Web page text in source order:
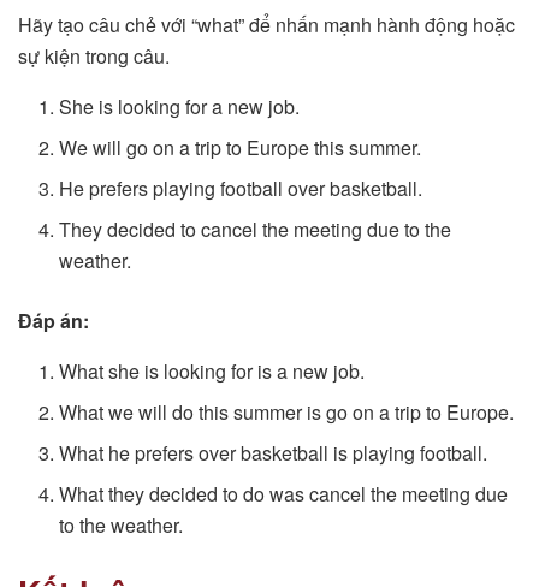
Hãy tạo câu chẻ với “what” để nhấn mạnh hành động hoặc
sự kiện trong câu.
She is looking for a new job.
We will go on a trip to Europe this summer.
He prefers playing football over basketball.
They decided to cancel the meeting due to the
weather.
Đáp án:
What she is looking for is a new job.
What we will do this summer is go on a trip to Europe.
What he prefers over basketball is playing football.
What they decided to do was cancel the meeting due
to the weather.